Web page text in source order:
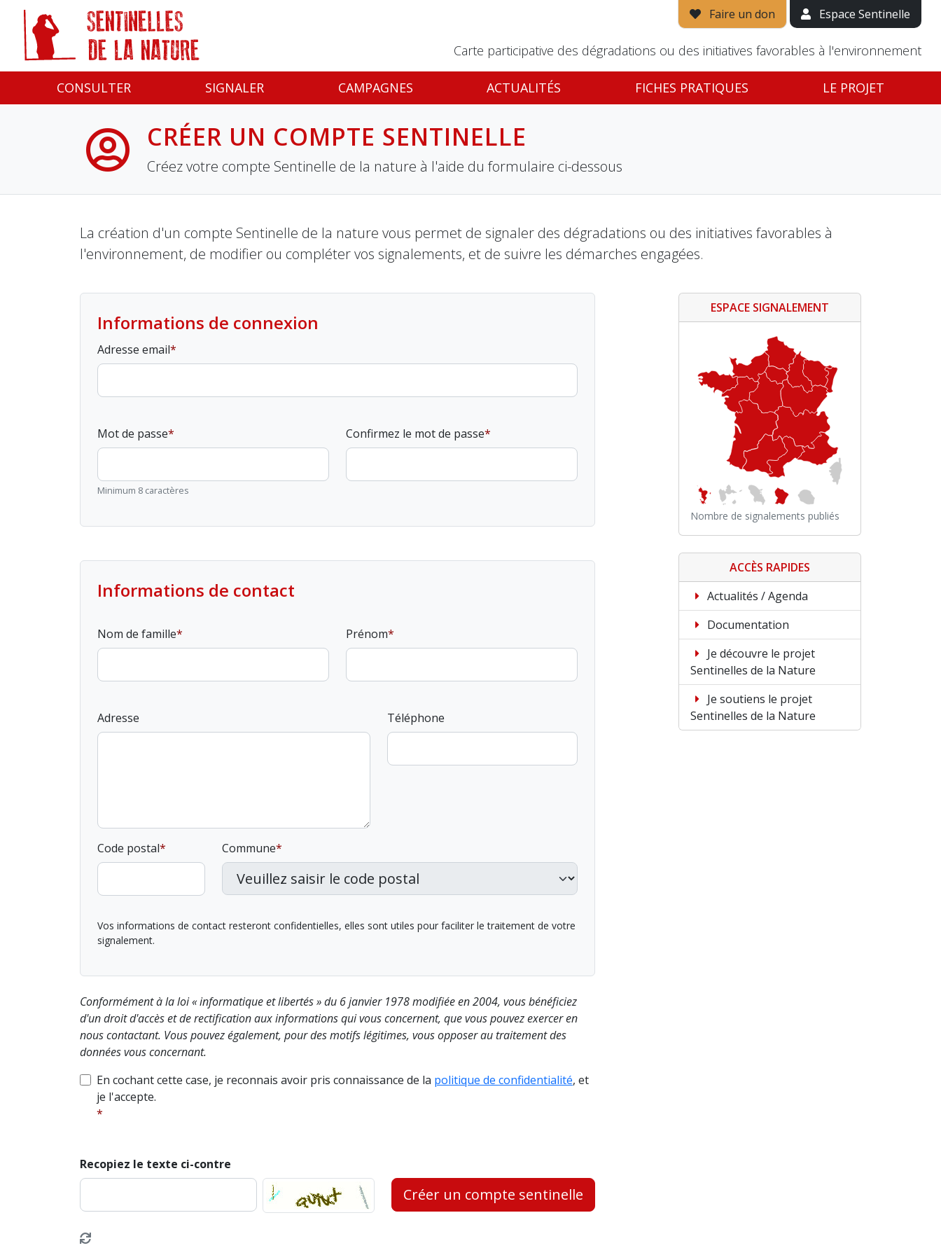
Faire un don Espace Sentinelle
Carte participative des dégradations ou des initiatives favorables à l'environnement
CONSULTER SIGNALER CAMPAGNES ACTUALITÉS FICHES PRATIQUES LE PROJET
CRÉER UN COMPTE SENTINELLE
Créez votre compte Sentinelle de la nature à l'aide du formulaire ci-dessous
La création d'un compte Sentinelle de la nature vous permet de signaler des dégradations ou des initiatives favorables à
l'environnement, de modifier ou compléter vos signalements, et de suivre les démarches engagées.
Informations de connexion
Adresse email
Mot de passe
Minimum 8 caractères
Confirmez le mot de passe
Informations de contact
Nom de famille Prénom
Adresse Téléphone
Code postal Commune
Vos informations de contact resteront confidentielles, elles sont utiles pour faciliter le traitement de votre
signalement.
Conformément à la loi « informatique et libertés » du 6 janvier 1978 modifiée en 2004, vous bénéficiez
d'un droit d'accès et de rectification aux informations qui vous concernent, que vous pouvez exercer en
nous contactant. Vous pouvez également, pour des motifs légitimes, vous opposer au traitement des
données vous concernant.
En cochant cette case, je reconnais avoir pris connaissance de la politique de confidentialité, et
je l'accepte.
Recopiez le texte ci-contre
Créer un compte sentinelle
ESPACE SIGNALEMENT
Nombre de signalements publiés
ACCÈS RAPIDES
Actualités / Agenda
Documentation
Je découvre le projet
Sentinelles de la Nature
Je soutiens le projet
Sentinelles de la Nature
Panneau de gestion des cookies